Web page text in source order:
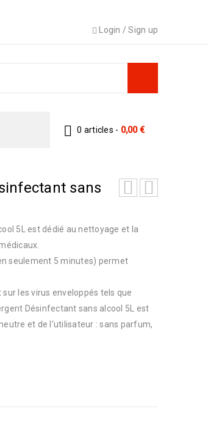
Login /Sign up
0 articles - 0,00€
sans
5L est dédié au nettoyage et la
seulement 5 minutes) permet
les virus enveloppés tels que
Désinfectant sans alcool 5L est
et de l’utilisateur : sans parfum,